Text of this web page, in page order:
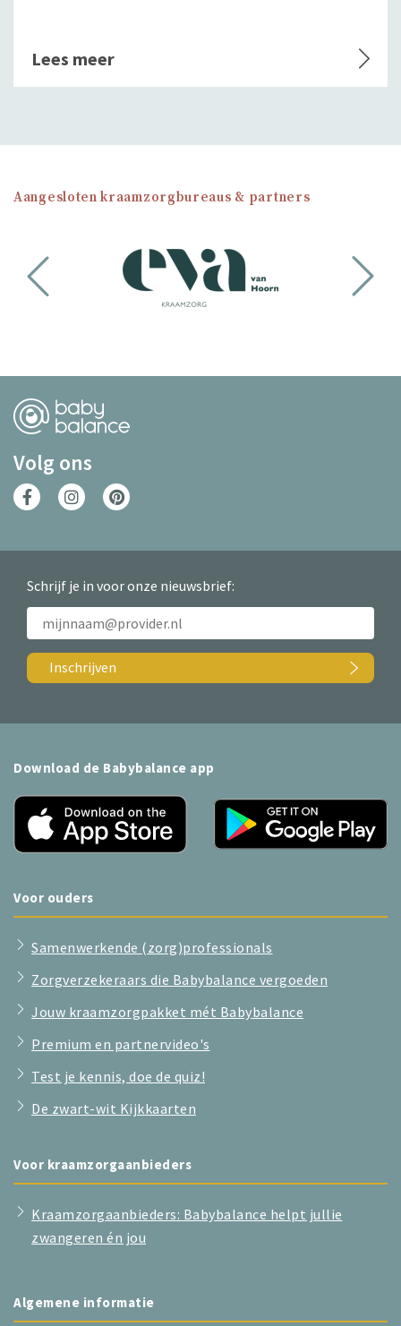
Lees meer
Aangesloten kraamzorgbureaus & partners
Volg ons
Schrijf je in voor onze nieuwsbrief:
Inschrijven
Download de Babybalance app
Voor ouders
Samenwerkende (zorg)professionals
Zorgverzekeraars die Babybalance vergoeden
Jouw kraamzorgpakket mét Babybalance
Premium en partnervideo's
Test je kennis, doe de quiz!
De zwart-wit Kijkkaarten
Voor kraamzorgaanbieders
Kraamzorgaanbieders: Babybalance helpt jullie
zwangeren én jou
Algemene informatie